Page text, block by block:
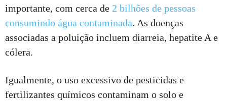
importante, com cerca de 2 bilhões de pessoas
consumindo água contaminada. As doenças
associadas a poluição incluem diarreia, hepatite A e
cólera.
Igualmente, o uso excessivo de pesticidas e
fertilizantes químicos contaminam o solo e